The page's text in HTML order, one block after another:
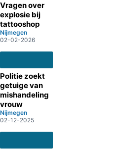
Vragen over
explosie bij
tattooshop
Nijmegen
02-02-2026
Politie zoekt
getuige van
mishandeling
vrouw
Nijmegen
02-12-2025